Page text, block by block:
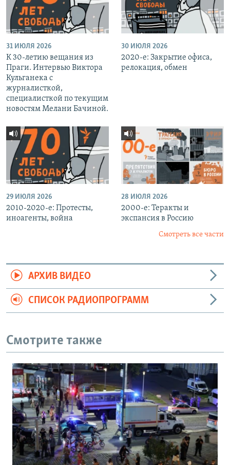
31 ИЮЛЯ 2026
К 30-летию вещания из
Праги. Интервью Виктора
Кульганека с
журналисткой,
специалисткой по текущим
новостям Мелани Бачиной.
30 ИЮЛЯ 2026
2020-е: Закрытие офиса,
релокация, обмен
29 ИЮЛЯ 2026
2010-2020-е: Протесты,
иноагенты, война
28 ИЮЛЯ 2026
2000-е: Теракты и
экспансия в Россию
Смотреть все части
АРХИВ ВИДЕО
СПИСОК РАДИОПРОГРАММ
Смотрите также